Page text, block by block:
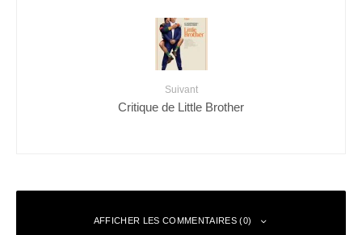
Suivant
Critique de Little Brother
AFFICHER LES COMMENTAIRES (0)